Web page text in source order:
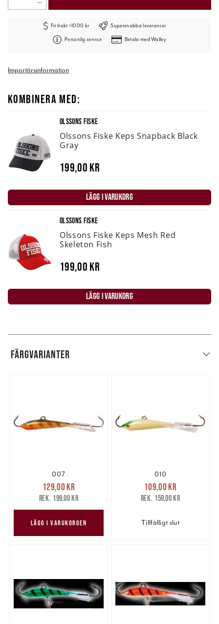
Fri frakt >1000 kr Supersnabba leveranser
Personlig service Betala med Walley
Importörsinformation
KOMBINERA MED:
OLSSONS FISKE
Olssons Fiske Keps Snapback Black
Gray
199,00 kr
LÄGG I VARUKORG
OLSSONS FISKE
Olssons Fiske Keps Mesh Red
Skeleton Fish
199,00 kr
LÄGG I VARUKORG
FÄRGVARIANTER
007
Nuvarande pris
129,00 krTidigare pris
199,00 kr
129,00 kr
199,00 kr
LÄGG I VARUKORGEN
010
Nuvarande pris
109,00 krTidigare pris
159,00 kr
109,00 kr
159,00 kr
Tillfälligt slut